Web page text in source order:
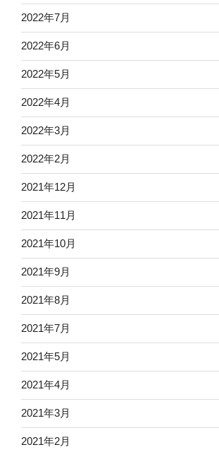
2022年7月
2022年6月
2022年5月
2022年4月
2022年3月
2022年2月
2021年12月
2021年11月
2021年10月
2021年9月
2021年8月
2021年7月
2021年5月
2021年4月
2021年3月
2021年2月